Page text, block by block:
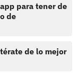
para tener de
de
de lo mejor